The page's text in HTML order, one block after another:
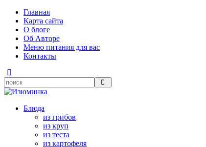
Главная
Карта сайта
О блоге
Об Авторе
Меню питания для вас
Контакты
Блюда
из грибов
из круп
из теста
из картофеля